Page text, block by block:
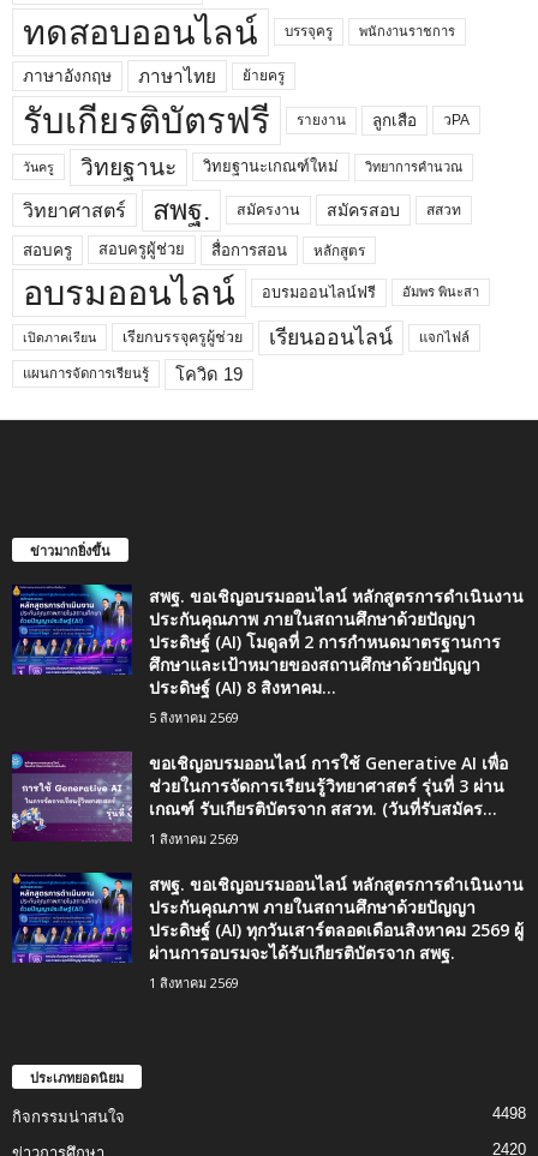
ทดสอบออนไลน์ บรรจุครู พนักงานราชการ
ภาษาอังกฤษ ภาษาไทย ย้ายครู
รับเกียรติบัตรฟรี รายงาน ลูกเสือ วPA
วันครู วิทยฐานะ วิทยฐานะเกณฑ์ใหม่ วิทยาการคำนวณ
วิทยาศาสตร์ สพฐ. สมัครงาน สมัครสอบ สสวท
สอบครู สอบครูผู้ช่วย สื่อการสอน หลักสูตร
อบรมออนไลน์ อบรมออนไลน์ฟรี อัมพร พินะสา
เปิดภาคเรียน เรียกบรรจุครูผู้ช่วย เรียนออนไลน์ แจกไฟล์
แผนการจัดการเรียนรู้ โควิด 19
ข่าวมากยิ่งขึ้น
สพฐ. ขอเชิญอบรมออนไลน์ หลักสูตรการดำเนินงาน
ประกันคุณภาพ ภายในสถานศึกษาด้วยปัญญา
ประดิษฐ์ (AI) โมดูลที่ 2 การกำหนดมาตรฐานการ
ศึกษาและเป้าหมายของสถานศึกษาด้วยปัญญา
ประดิษฐ์ (AI) 8 สิงหาคม...
5 สิงหาคม 2569
ขอเชิญอบรมออนไลน์ การใช้ Generative AI เพื่อ
ช่วยในการจัดการเรียนรู้วิทยาศาสตร์ รุ่นที่ 3 ผ่าน
เกณฑ์ รับเกียรติบัตรจาก สสวท. (วันที่รับสมัคร...
1 สิงหาคม 2569
สพฐ. ขอเชิญอบรมออนไลน์ หลักสูตรการดำเนินงาน
ประกันคุณภาพ ภายในสถานศึกษาด้วยปัญญา
ประดิษฐ์ (AI) ทุกวันเสาร์ตลอดเดือนสิงหาคม 2569 ผู้
ผ่านการอบรมจะได้รับเกียรติบัตรจาก สพฐ.
1 สิงหาคม 2569
ประเภทยอดนิยม
กิจกรรมน่าสนใจ 4498
2420